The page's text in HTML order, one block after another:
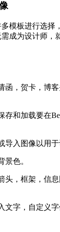
模板进行选择
成为设计师，
函，贺卡，博客
存和加载要在
导入图像以用于
景色。
头，框架，信
文字，自定义